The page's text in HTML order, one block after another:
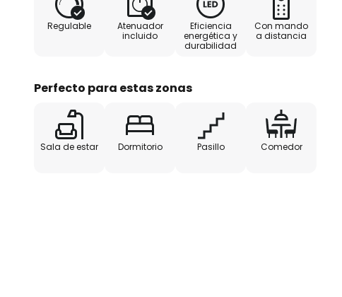
Regulable
Atenuador
incluido
Eficiencia
energética y
durabilidad
Con mando
a distancia
Perfecto para estas zonas
Sala de estar Dormitorio Pasillo Comedor